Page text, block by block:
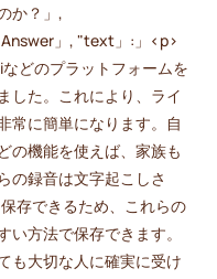
か？」,
」, "text」:」<p>
どのプラットフォームを
した。これにより、ライ
常に簡単になります。自
の機能を使えば、家族も
の録音は文字起こしさ
存できるため、これらの
方法で保存できます。
も大切な人に確実に受け